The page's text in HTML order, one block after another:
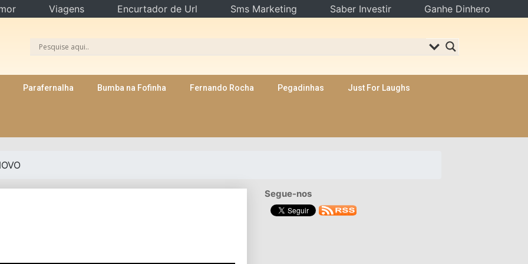
Parafernalha Bumba na Fofinha Fernando Rocha Pegadinhas Just For Laughs
Segue-nos
Viagens Encurtador de Url Sms Marketing Saber Investir Ganhe Dinhero